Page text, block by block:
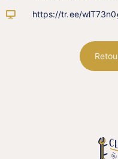
https://tr.ee/